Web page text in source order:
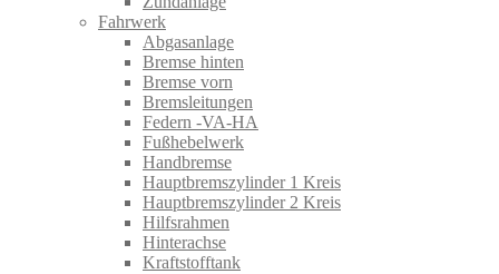
Fahrwerk
Abgasanlage
Bremse hinten
Bremse vorn
Bremsleitungen
Federn -VA-HA
Fußhebelwerk
Handbremse
Hauptbremszylinder 1 Kreis
Hauptbremszylinder 2 Kreis
Hilfsrahmen
Hinterachse
Kraftstofftank